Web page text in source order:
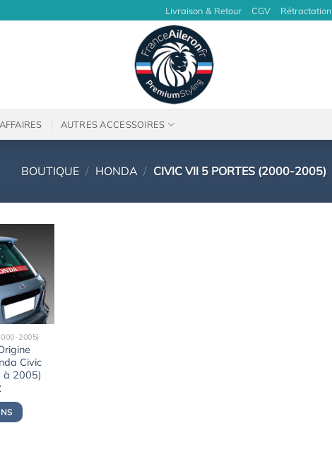
Livraison & Retour CGV Rétractation
AUTRES ACCESSOIRES
BOUTIQUE / HONDA / CIVIC VII 5 PORTES (2000-2005)
2005)
Civic
à 2005)
Le
actuel
est :